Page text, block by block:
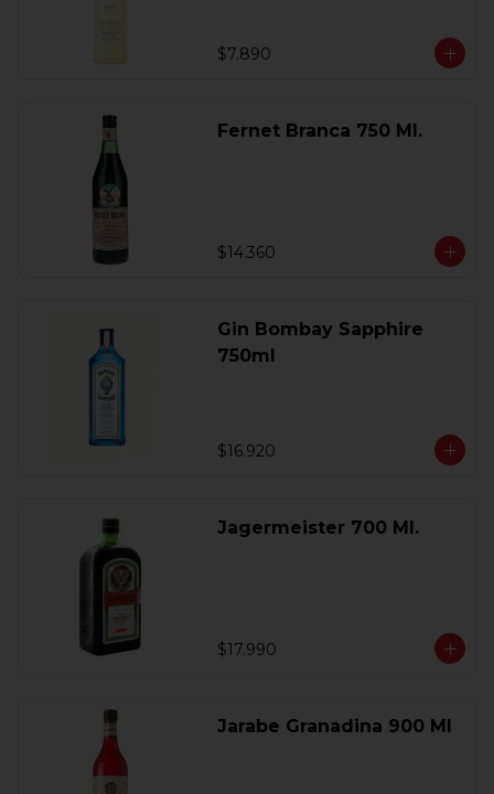
$7.890
Fernet Branca 750 Ml.
$14.360
Gin Bombay Sapphire
750ml
$16.920
Jagermeister 700 Ml.
$17.990
Jarabe Granadina 900 Ml